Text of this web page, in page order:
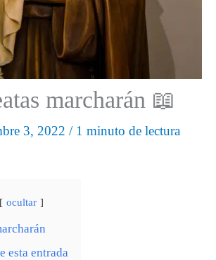
marcharán 📖
3, 2022 / 1 minuto de lectura
ocultar
esta entrada